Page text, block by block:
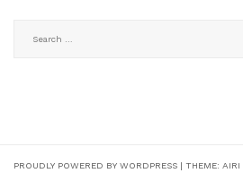
PROUDLY POWERED BY WORDPRESS | THEME: AIRI